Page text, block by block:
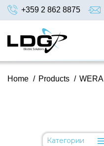
+359 2 862 8875
/
Home /
Products WERA
Категории